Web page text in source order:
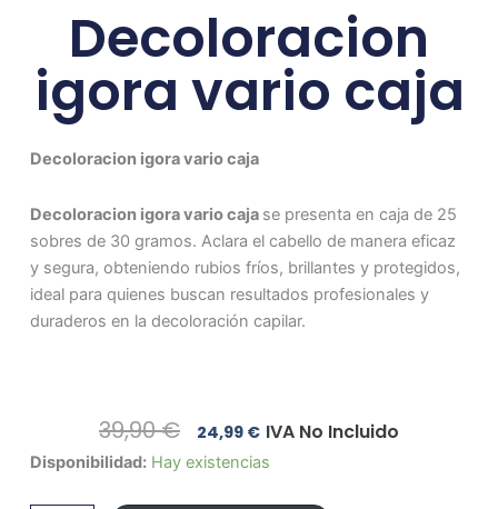
Decoloracion
igora vario caja
Decoloracion igora vario caja
Decoloracion igora vario caja se presenta en caja de 25
sobres de 30 gramos. Aclara el cabello de manera eficaz
y segura, obteniendo rubios fríos, brillantes y protegidos,
ideal para quienes buscan resultados profesionales y
duraderos en la decoloración capilar.
39,90€ El
Precio
Original
Era:
24,99 €El
Precio
Actual
Es:
IVA No Incluido
Disponibilidad: Hay existencias
Decoloracion
vario